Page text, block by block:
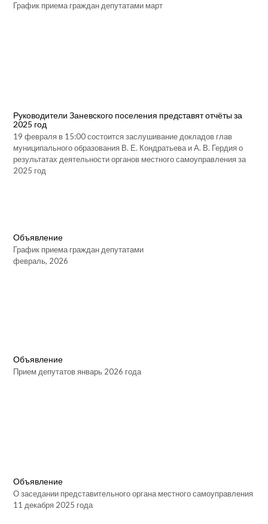
График приема граждан депутатами март
Руководители Заневского поселения представят отчёты за
2025 год
19 февраля в 15:00 состоится заслушивание докладов глав
муниципального образования В. Е. Кондратьева и А. В. Гердия о
результатах деятельности органов местного самоуправления за
2025 год
Объявление
График приема граждан депутатами
февраль, 2026
Объявление
Прием депутатов январь 2026 года
Объявление
О заседании представительного органа местного самоуправления
11 декабря 2025 года